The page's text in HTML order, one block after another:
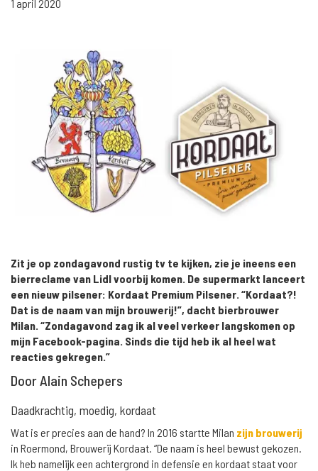
1 april 2020
Zit je op zondagavond rustig tv te kijken, zie je ineens een
bierreclame van Lidl voorbij komen. De supermarkt lanceert
een nieuw pilsener: Kordaat Premium Pilsener. “Kordaat?!
Dat is de naam van mijn brouwerij!”, dacht bierbrouwer
Milan. “Zondagavond zag ik al veel verkeer langskomen op
mijn Facebook-pagina. Sinds die tijd heb ik al heel wat
reacties gekregen.”
Door Alain Schepers
Daadkrachtig, moedig, kordaat
Wat is er precies aan de hand? In 2016 startte Milan zijn brouwerij
in Roermond, Brouwerij Kordaat. “De naam is heel bewust gekozen.
Ik heb namelijk een achtergrond in defensie en kordaat staat voor